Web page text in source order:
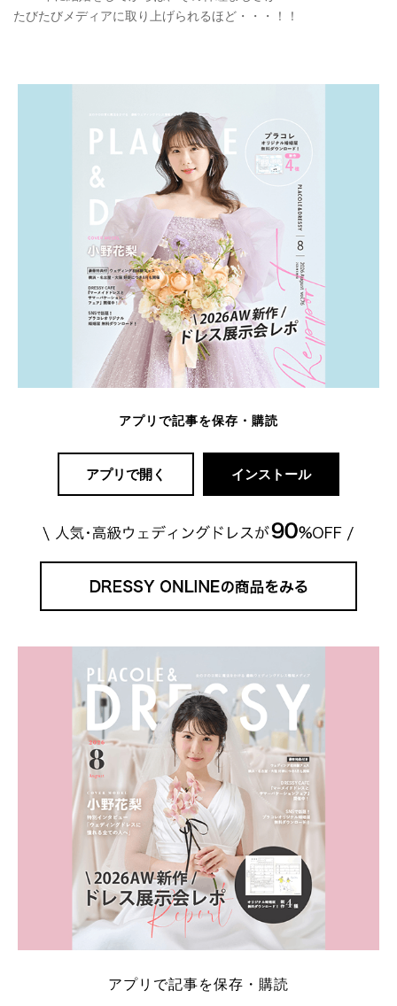
たびたびメディアに取り上げられるほど・・・！！
アプリで記事を保存・購読
アプリで開く インストール
アプリで記事を保存・購読